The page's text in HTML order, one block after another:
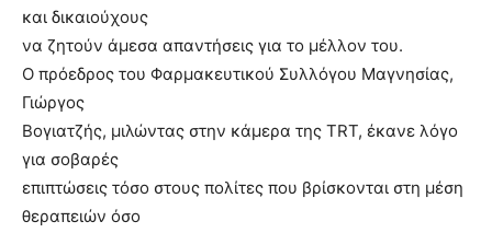
και δικαιούχους
να ζητούν άμεσα απαντήσεις για το μέλλον του.
Ο πρόεδρος του Φαρμακευτικού Συλλόγου Μαγνησίας,
Γιώργος
Βογιατζής, μιλώντας στην κάμερα της TRT, έκανε λόγο
για σοβαρές
επιπτώσεις τόσο στους πολίτες που βρίσκονται στη μέση
θεραπειών όσο